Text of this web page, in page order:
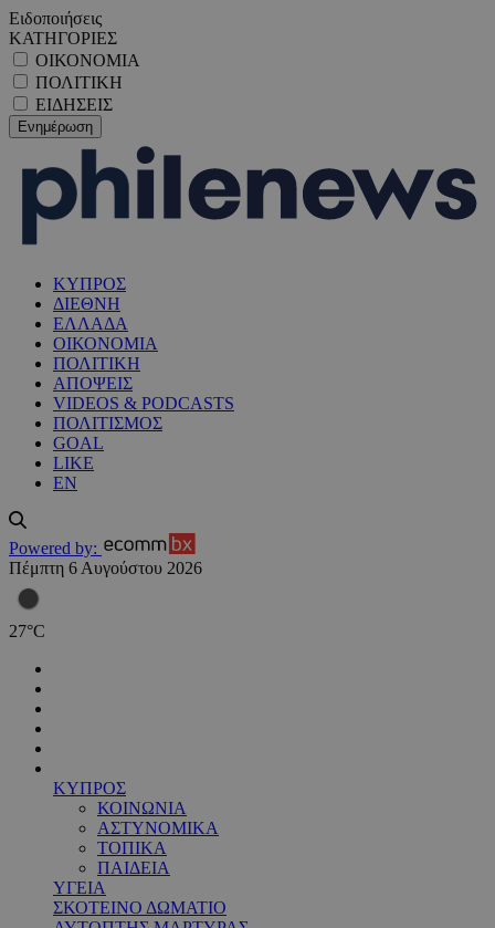
Ειδοποιήσεις
ΚΑΤΗΓΟΡΙΕΣ
ΟΙΚΟΝΟΜΙΑ
ΠΟΛΙΤΙΚΗ
ΕΙΔΗΣΕΙΣ
ΚΥΠΡΟΣ
ΔΙΕΘΝΗ
ΕΛΛΑΔΑ
ΟΙΚΟΝΟΜΙΑ
ΠΟΛΙΤΙΚΗ
ΑΠΟΨΕΙΣ
VIDEOS & PODCASTS
ΠΟΛΙΤΙΣΜΟΣ
GOAL
LIKE
EN
Powered by:
Πέμπτη 6 Αυγούστου 2026
27°C
ΚΥΠΡΟΣ
ΚΟΙΝΩΝΙΑ
ΑΣΤΥΝΟΜΙΚΑ
ΤΟΠΙΚΑ
ΠΑΙΔΕΙΑ
ΥΓΕΙΑ
ΣΚΟΤΕΙΝΟ ΔΩΜΑΤΙΟ